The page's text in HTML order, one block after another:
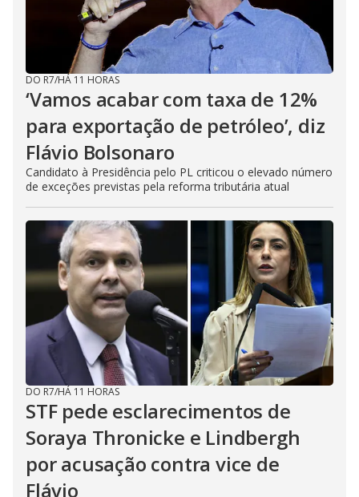
DO R7/HÁ 11 HORAS
‘Vamos acabar com taxa de 12%
para exportação de petróleo’, diz
Flávio Bolsonaro
Candidato à Presidência pelo PL criticou o elevado número
de exceções previstas pela reforma tributária atual
DO R7/HÁ 11 HORAS
STF pede esclarecimentos de
Soraya Thronicke e Lindbergh
por acusação contra vice de
Flávio